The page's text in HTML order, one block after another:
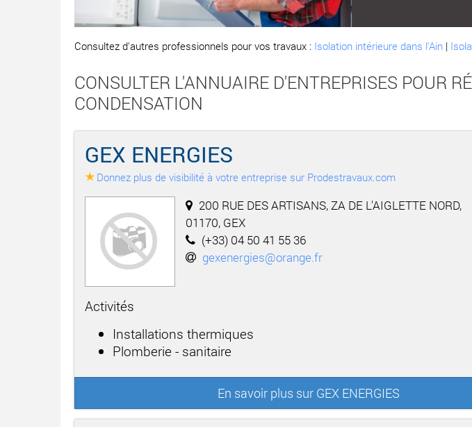
Consultez d'autres professionnels pour vos travaux : Isolation intérieure dans l'Ain |
CONSULTER L'ANNUAIRE D'ENTREPRISES POUR
CONDENSATION
GEX ENERGIES
Donnez plus de visibilité à votre entreprise sur Prodestravaux.com
200 RUE DES ARTISANS, ZA DE L'AIGLETTE NORD,
01170, GEX
(+33) 04 50 41 55 36
gexenergies@orange.fr
Activités
Installations thermiques
Plomberie - sanitaire
En savoir plus sur GEX ENERGIES